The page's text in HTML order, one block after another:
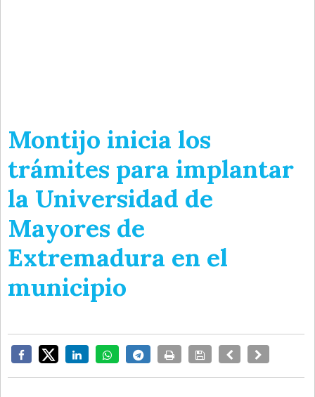
Montijo inicia los
trámites para implantar
la Universidad de
Mayores de
Extremadura en el
municipio